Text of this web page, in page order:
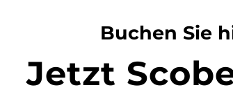
Buchen Sie
Jetzt